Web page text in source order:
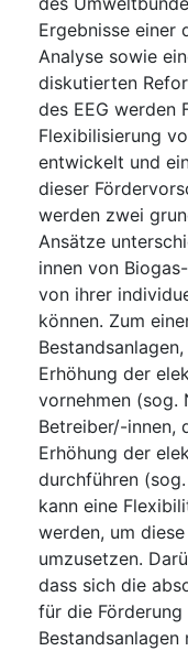
Ergebnisse einer
Analyse sowie
diskutierten
des EEG werden
Flexibilisierung
entwickelt und
dieser
werden zwei
Ansätze
innen von
von ihrer
können. Zum
Erhöhung der
vornehmen (sog.
Betreiber/-innen,
Erhöhung der
durchführen
kann eine
werden, um
umzusetzen.
dass sich die
für die